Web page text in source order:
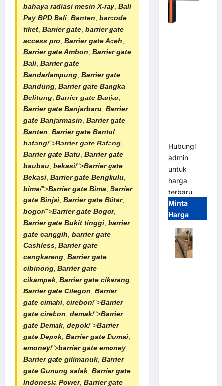
bahaya radiasi mesin X-ray, Bali
Pay BPD Bali, Banten, barcode
tiket, Barrier gate, barrier gate
access pro, Barrier gate Aceh,
Barrier gate Ambon, Barrier gate
Bali, Barrier gate
Bandarlampung, Barrier gate
Bandung, Barrier gate Bangka
Belitung, Barrier gate Banjar,
Barrier gate Banjarbaru, Barrier
gate Banjarmasin, Barrier gate
Banten, Barrier gate Bantul,
batang/">Barrier gate Batang,
Barrier gate Batu, Barrier gate
baubau, bekasi/">Barrier gate
Bekasi, Barrier gate Bengkulu,
bima/">Barrier gate Bima, Barrier
gate Binjai, Barrier gate Blitar,
bogor/">Barrier gate Bogor,
Barrier gate Bukit tinggi, barrier
gate canggih, barrier gate
Cashless, Barrier gate
cengkareng, Barrier gate
cibinong, Barrier gate
cikampek, Barrier gate cikarang,
Barrier gate Cilegon, Barrier
gate cimahi, cirebon/">Barrier
gate cirebon, demak/">Barrier
gate Demak, depok/">Barrier
gate Depok, Barrier gate Dumai,
emoney/">barrier gate emoney,
Barrier gate gilimanuk, Barrier
gate Gunung salak, Barrier gate
Indonesia Power, Barrier gate
Hubungi
admin
untuk
harga
terbaru
Minta
Harga